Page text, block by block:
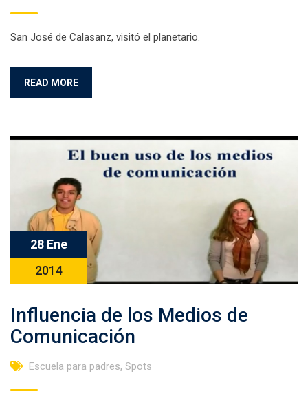
San José de Calasanz, visitó el planetario.
READ MORE
28 Ene
2014
Influencia de los Medios de
Comunicación
Escuela para padres, Spots